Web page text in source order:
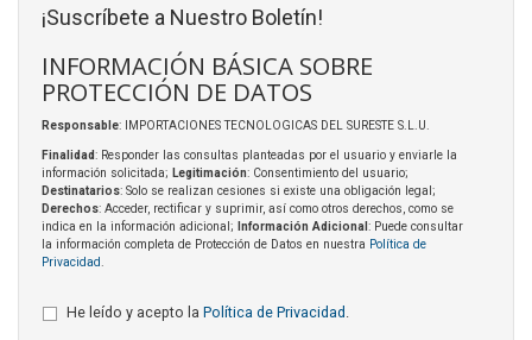
¡Suscríbete a Nuestro Boletín!
INFORMACIÓN BÁSICA SOBRE
PROTECCIÓN DE DATOS
Responsable: IMPORTACIONES TECNOLOGICAS DEL SURESTE S.L.U.
Finalidad: Responder las consultas planteadas por el usuario y enviarle la
información solicitada; Legitimación: Consentimiento del usuario;
Destinatarios: Solo se realizan cesiones si existe una obligación legal;
Derechos: Acceder, rectificar y suprimir, así como otros derechos, como se
indica en la información adicional;
Información Adicional : Puede consultar
la información completa de Protección de Datos en nuestra Política de
Privacidad
He leído y acepto la Política de Privacidad .